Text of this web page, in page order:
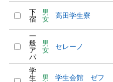
下
宿
男
女
高田学生寮
一
般
ア
パ
男
女
セレーノ
学
生
男
学生会館 ゼフ